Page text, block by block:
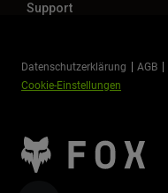
Support
Datenschutzerklärung AGB
Cookie-Einstellungen